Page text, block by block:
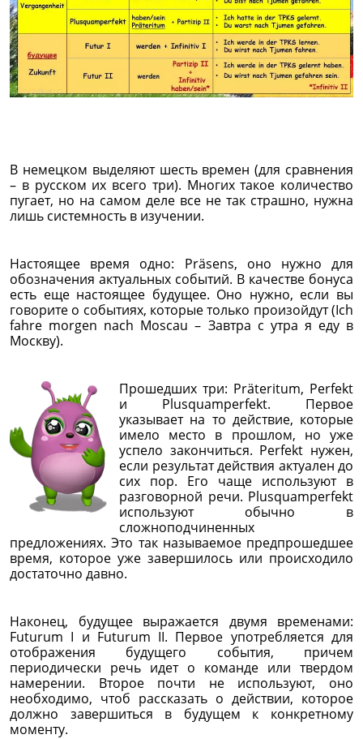
В немецком выделяют шесть времен (для сравнения
– в русском их всего три). Многих такое количество
пугает, но на самом деле все не так страшно, нужна
лишь системность в изучении.
Настоящее время одно: Präsens, оно нужно для
обозначения актуальных событий. В качестве бонуса
есть еще настоящее будущее. Оно нужно, если вы
говорите о событиях, которые только произойдут (Ich
fahre morgen nach Moscau – Завтра с утра я еду в
Москву).
Прошедших три: Präteritum, Perfekt
и Plusquamperfekt. Первое
указывает на то действие, которые
имело место в прошлом, но уже
успело закончиться. Perfekt нужен,
если результат действия актуален до
сих пор. Его чаще используют в
разговорной речи. Plusquamperfekt
используют обычно в
сложноподчиненных
предложениях. Это так называемое предпрошедшее
время, которое уже завершилось или происходило
достаточно давно.
Наконец, будущее выражается двумя временами:
Futurum I и Futurum II. Первое употребляется для
отображения будущего события, причем
периодически речь идет о команде или твердом
намерении. Второе почти не используют, оно
необходимо, чтоб рассказать о действии, которое
должно завершиться в будущем к конкретному
моменту.